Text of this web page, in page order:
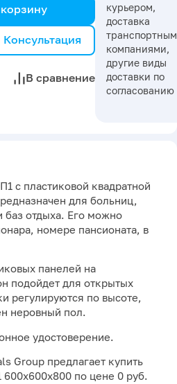
В сравнение
курьером,
доставка
компаниями,
другие виды
доставки по
согласованию
с пластиковой квадратной
для больниц,
баз отдыха. Его можно
номере пансионата, в
панелей на
подойдет для открытых
регулируются по высоте,
неровный пол.
удостоверение.
Group предлагает купить
600х600х800 по цене 0 руб.